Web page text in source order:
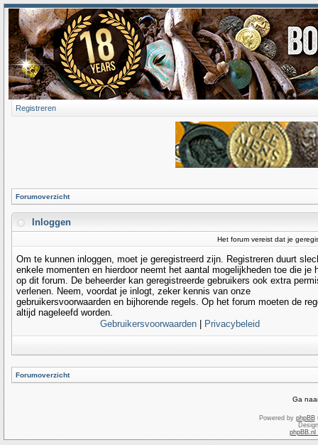
Registreren
Forumoverzicht
Inloggen
Het forum vereist dat je
Om te kunnen inloggen, moet je geregistreerd zijn. Registreren duurt
enkele momenten en hierdoor neemt het aantal mogelijkheden toe die je
op dit forum. De beheerder kan geregistreerde gebruikers ook extra
verlenen. Neem, voordat je inlogt, zeker kennis van onze
gebruikersvoorwaarden en bijhorende regels. Op het forum moeten de
altijd nageleefd worden.
Gebruikersvoorwaarden
Privacybeleid
Forumoverzicht
Ga
Powered by phpBB
phpBB.nl